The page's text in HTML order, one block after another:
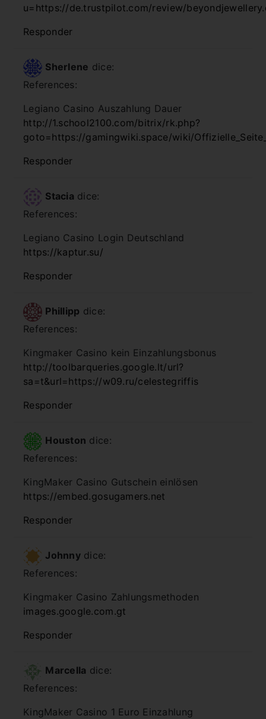
u=https://de.trustpilot.com/review/
Responder
Sherlene dice:
References:
Legiano Casino Auszahlung Dauer
http://1.school2100.com/bitrix/rk.php?
goto=https://gamingwiki.space/wiki/
Responder
Stacia dice:
References:
Legiano Casino Login Deutschland
https://kaptur.su/
Responder
Phillipp dice:
References:
Kingmaker Casino kein Einzahlungsbonus
http://toolbarqueries.google.lt/url?
sa=t&url=https://w09.ru/celestegriffis
Responder
Houston dice:
References:
KingMaker Casino Gutschein einlösen
https://embed.gosugamers.net
Responder
Johnny dice:
References:
Kingmaker Casino Zahlungsmethoden
images.google.com.gt
Responder
Marcella dice:
References:
KingMaker Casino 1 Euro Einzahlung